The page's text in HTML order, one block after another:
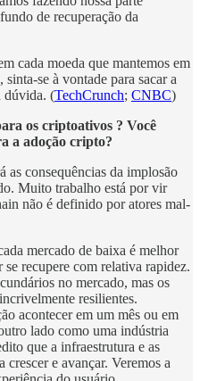
de recuperação da
cada moeda que mantemos em
se à vontade para sacar a
dúvida. (TechCrunch; CNBC)
os criptoativos ? Você
a adoção cripto?
as consequências da implosão
Muito trabalho está por vir
não é definido por atores mal-
mercado de baixa é melhor
se recupere com relativa rapidez.
no mercado, mas os
resilientes.
acontecer em um mês ou em
lado como uma indústria
que a infraestrutura e as
crescer e avançar. Veremos a